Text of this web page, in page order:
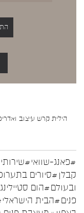
#פאנג-שוואי
קבלן #סיורים
ובעולם#הום סטיילינג
פנים#הבית הישראלי